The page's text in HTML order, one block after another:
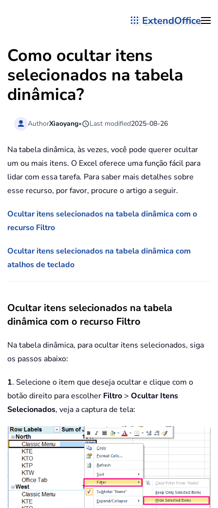
ExtendOffice
Como ocultar itens
selecionados na tabela
dinâmica?
AuthorXiaoyang• Last modified2025-08-26
Na tabela dinâmica, às vezes, você pode querer ocultar
um ou mais itens. O Excel oferece uma função fácil para
lidar com essa tarefa. Para saber mais detalhes sobre
esse recurso, por favor, procure o artigo a seguir.
Ocultar itens selecionados na tabela dinâmica com o
recurso Filtro
Ocultar itens selecionados na tabela dinâmica com
atalhos de teclado
Ocultar itens selecionados na tabela
dinâmica com o recurso Filtro
Na tabela dinâmica, para ocultar itens selecionados, siga
os passos abaixo:
1. Selecione o item que deseja ocultar e clique com o
botão direito para escolher Filtro > Ocultar Itens
Selecionados, veja a captura de tela: